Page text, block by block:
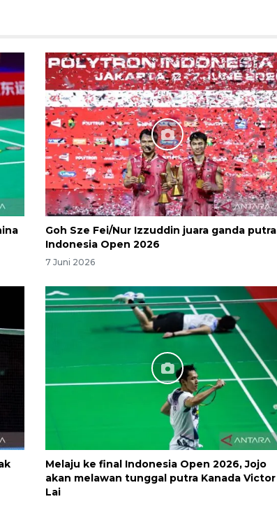
Goh Sze Fei/Nur Izzuddin juara ganda putra
Indonesia Open 2026
7 Juni 2026
Melaju ke final Indonesia Open 2026, Jojo
akan melawan tunggal putra Kanada Victor
Lai